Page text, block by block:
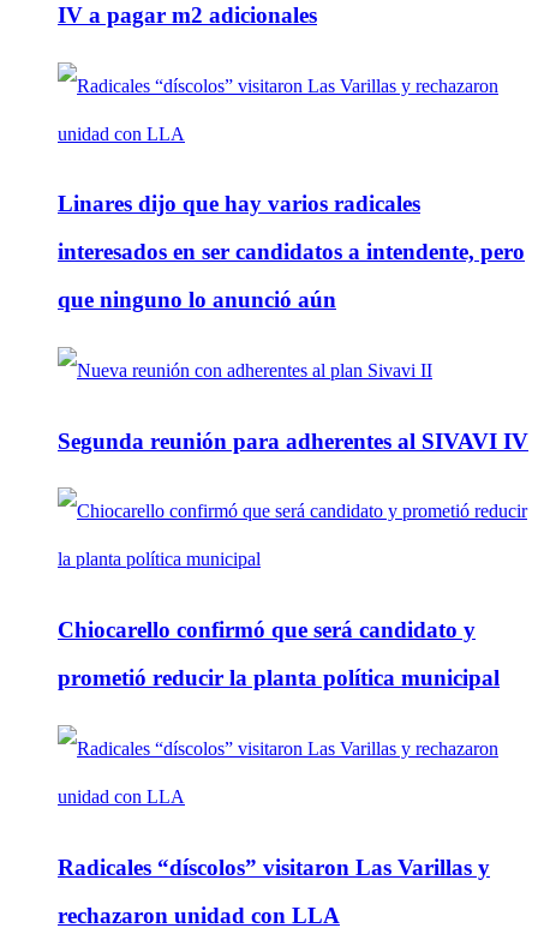
IV a pagar m2 adicionales
Linares dijo que hay varios radicales
interesados en ser candidatos a intendente, pero
que ninguno lo anunció aún
Segunda reunión para adherentes al SIVAVI IV
Chiocarello confirmó que será candidato y
prometió reducir la planta política municipal
Radicales “díscolos” visitaron Las Varillas y
rechazaron unidad con LLA